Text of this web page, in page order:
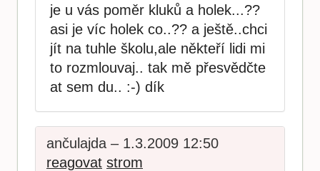
je u vás poměr kluků a holek...??
asi je víc holek co..?? a ještě..chci
jít na tuhle školu,ale někteří lidi mi
to rozmlouvaj.. tak mě přesvědčte
at sem du.. :-) dík
ančulajda – 1.3.2009 12:50
reagovat strom